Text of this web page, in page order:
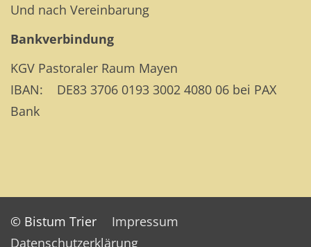
Und nach Vereinbarung
Bankverbindung
KGV Pastoraler Raum Mayen
IBAN: DE83 3706 0193 3002 4080 06 bei PAX
Bank
© Bistum Trier
Impressum
Datenschutzerklärung